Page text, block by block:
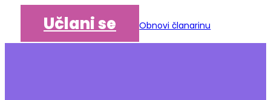
Učlani se
Obnovi članarinu